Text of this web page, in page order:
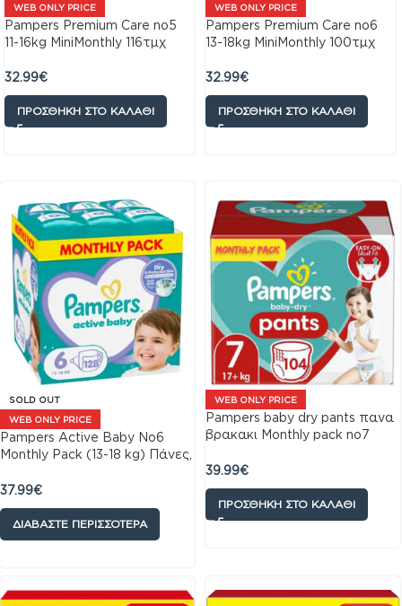
WEB ONLY PRICE
Pampers Premium Care no5
11-16kg MiniMonthly 116τμχ
32.99€
ΠΡΟΣΘΉΚΗ ΣΤΟ ΚΑΛΆΘΙ
WEB ONLY PRICE
Pampers Premium Care no6
13-18kg MiniMonthly 100τμχ
32.99€
ΠΡΟΣΘΉΚΗ ΣΤΟ ΚΑΛΆΘΙ
SOLD OUT
WEB ONLY PRICE
Pampers Active Baby No6
Monthly Pack (13-18 kg) Πάνες,
37.99€
ΔΙΑΒΆΣΤΕ ΠΕΡΙΣΣΌΤΕΡΑ
WEB ONLY PRICE
Pampers baby dry pants πανα
βρακακι Monthly pack no7
39.99€
ΠΡΟΣΘΉΚΗ ΣΤΟ ΚΑΛΆΘΙ